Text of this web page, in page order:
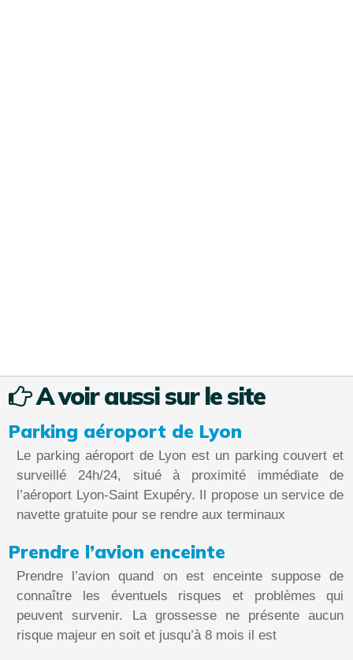
A voir aussi sur le site
Parking aéroport de Lyon
Le parking aéroport de Lyon est un parking couvert et
surveillé 24h/24, situé à proximité immédiate de
l’aéroport Lyon-Saint Exupéry. Il propose un service de
navette gratuite pour se rendre aux terminaux
Prendre l’avion enceinte
Prendre l’avion quand on est enceinte suppose de
connaître les éventuels risques et problèmes qui
peuvent survenir. La grossesse ne présente aucun
risque majeur en soit et jusqu’à 8 mois il est